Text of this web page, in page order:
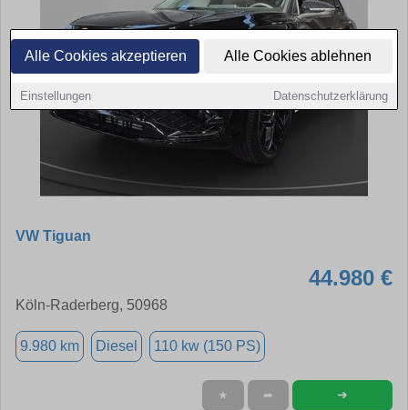
Alle Cookies akzeptieren Alle Cookies ablehnen
Einstellungen Datenschutzerklärung
VW Tiguan
44.980 €
Köln-Raderberg, 50968
9.980 km Diesel 110 kw (150 PS)
★ ➦ ➜